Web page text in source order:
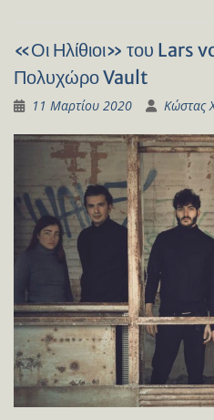
«Οι Ηλίθιοι» του Lars
Πολυχώρο Vault
11 Μαρτίου 2020 Κώστας